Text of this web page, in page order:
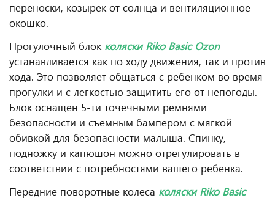
переноски, козырек от солнца и вентиляционное
окошко.
Прогулочный блок коляскиRiko Basic Ozon
устанавливается как по ходу движения, так и против
хода. Это позволяет общаться с ребенком во время
прогулки и с легкостью защитить его от непогоды.
Блок оснащен 5-ти точечными ремнями
безопасности и съемным бампером с мягкой
обивкой для безопасности малыша. Спинку,
подножку и капюшон можно отрегулировать в
соответствии с потребностями вашего ребенка.
Передние поворотные колеса коляски Riko Basic